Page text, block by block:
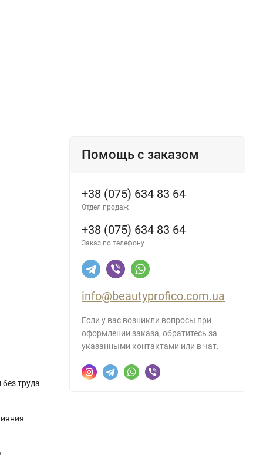
труда
Помощь с заказом
+38 (075) 634 83 64
Отдел продаж
+38 (075) 634 83 64
Заказ по телефону
info@beautyprofico.com.ua
Если у вас возникли вопросы при
оформлении заказа, обратитесь за
указанными контактами или в чат.